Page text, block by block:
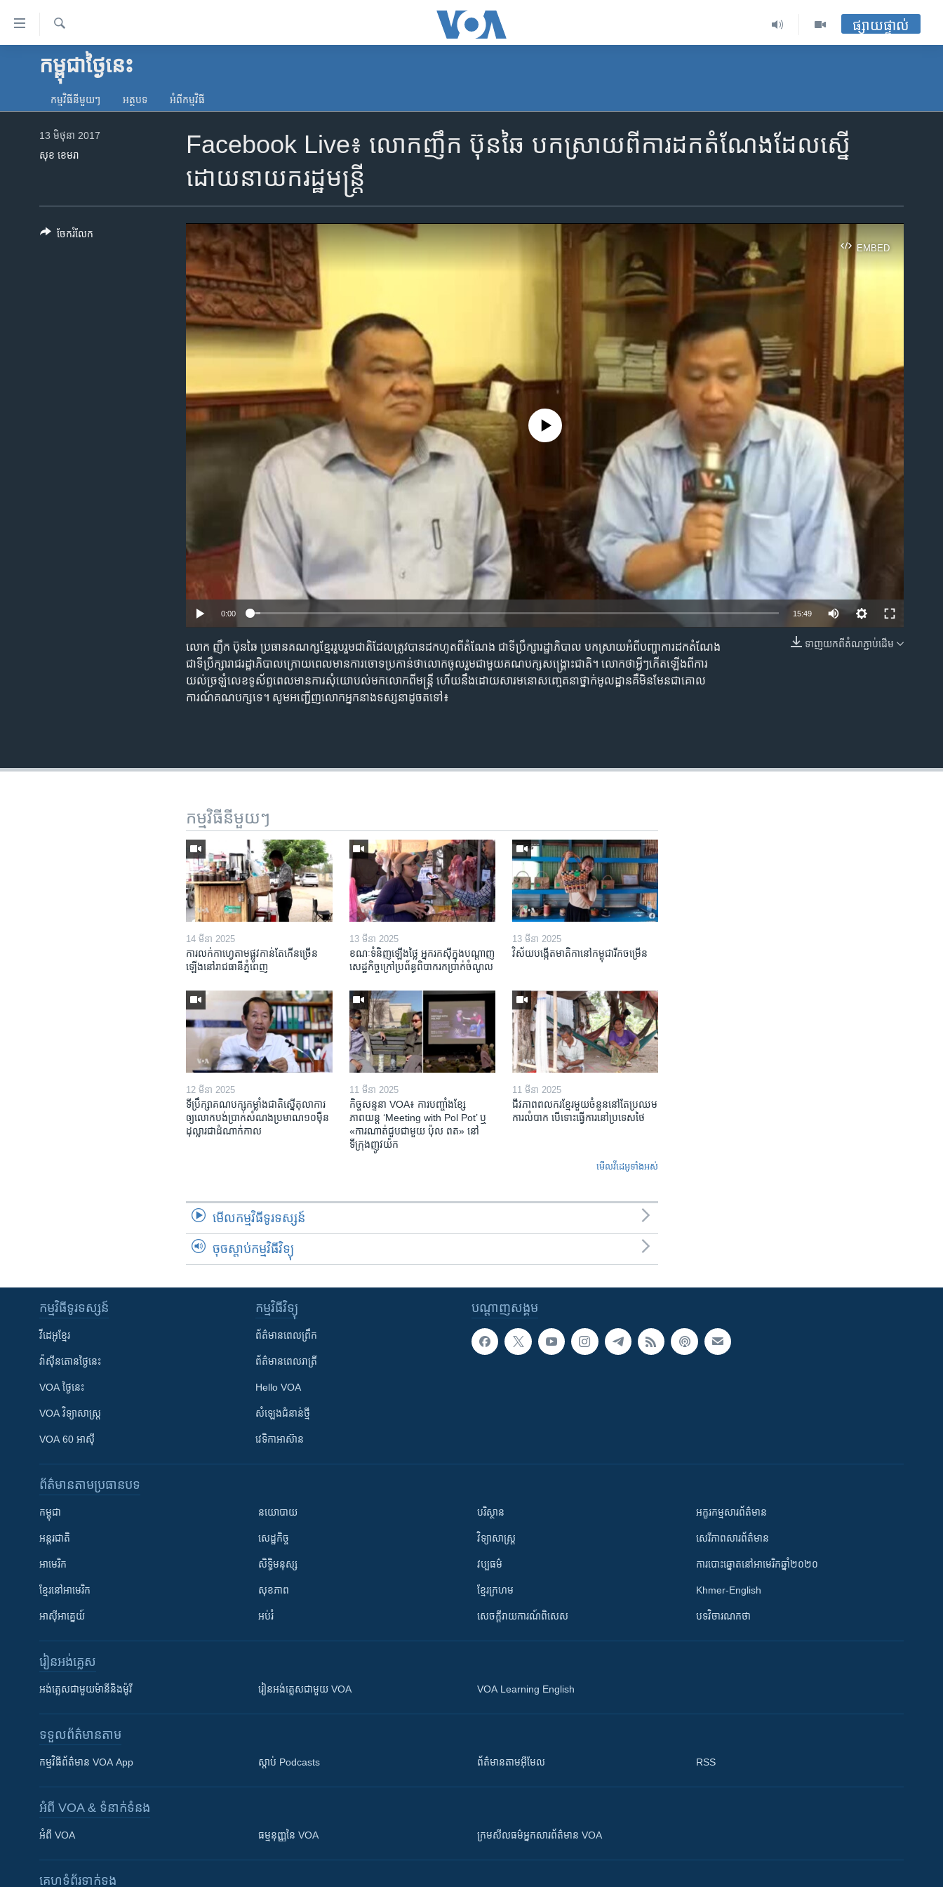
ទៅ​
គេហទំព័រ​
ទាក់ទង
និង​អាមេរិក
ហេឡូវីអូអេ
ទូរទស្សន៍ / វីដេអូ​
រក
ផ្សាយផ្ទាល់
កម្ពុជាថ្ងៃនេះ
កម្មវិធី​នីមួយៗ អត្ថបទ​ អំពី​កម្មវិធី​
Facebook Live៖ លោកញឹក ប៊ុនឆៃ បកស្រាយ​ពីការដកតំណែង​ដែល​ស្នើ
ដោយនាយករដ្ឋមន្ត្រី
13 មិថុនា 2017
សុខ ខេមរា
EMBED
EMBED
No media source currently available
0:00 15:49
ទាញ​យក​ពី​តំណភ្ជាប់​ដើម
លោក ញឹក ប៊ុនឆៃ ប្រធាន​គណក្ស​ខ្មែរ​រួបរួម​ជាតិ​ដែល​ត្រូវ​បាន​ដក​ហូត​ពី​តំណែង ជា​ទីប្រឹក្សា​រដ្ឋាភិបាល​ បកស្រាយ​អំពី​បញ្ហា​ការដក​តំណែង​
ជា​ទីប្រឹក្សា​រាជរដ្ឋាភិបាល​ក្រោយ​ពេល​មាន​ការចោទ​ប្រកាន់​ថា​លោក​ចូលរួម​ជាមួយ​គណបក្ស​សង្គ្រោះជាតិ។ លោក​ថា​អ្វីៗ​កើត​ឡើង​ពី​ការ
យល់​ច្រឡំ​លេខ​ទូស័ព្ទ​ពេល​មាន​​ការសុំ​យោបល់​មក​លោក​ពី​មន្រ្តី ហើយ​នឹង​ដោយសារ​មនោសញ្ចេតនា​ថ្នាក់​មូលដ្ឋាន​គឺ​មិនមែន​​ជា​គោល​
ការណ៍​គណបក្ស​ទេ។ សូម​អញ្ជើញ​លោក​អ្នកនាង​ទស្សនា​ដូចតទៅ៖
ចែករំលែក
កម្មវិធី​នីមួយៗ
14 មីនា 2025
ការលក់​កាហ្វេ​តាម​ផ្លូវ​កាន់តែ​កើន​ច្រើន​
ឡើង​នៅ​រាជធានី​ភ្នំពេញ
13 មីនា 2025
ខណៈទំនិញឡើងថ្លៃ អ្នករកស៊ីក្នុង​បណ្តាញ​
សេដ្ឋកិច្ចក្រៅ​ប្រព័ន្ធពិបាក​រក​ប្រាក់​ចំណូល
13 មីនា 2025
វិស័យ​បង្កើត​មាតិកា​នៅ​កម្ពុជា​រីក​ចម្រើន
12 មីនា 2025
ទីប្រឹក្សា​គណបក្ស​កម្លាំង​ជាតិ​ស្នើ​តុលាការ​
ឲ្យ​លោក​បង់ប្រាក់​សំណង​ប្រមាណ​១០​ម៉ឺន​
ដុល្លារ​ជា​ដំណាក់កាល
11 មីនា 2025
កិច្ចសន្ទនា VOA៖ ការ​បញ្ចាំង​ខ្សែ
ភាពយន្ត ‘Meeting with Pol Pot’ ឬ
«ការណាត់ជួប​ជាមួយ​ ប៉ុល ពត» នៅ
ទីក្រុងញូវយ៉ក​
11 មីនា 2025
ជីវភាពពលករខ្មែរមួយចំនួននៅតែប្រឈម
ការលំបាក បើទោះធ្វើការនៅប្រទេសថៃ
មើល​វីដេអូ​ទាំង​អស់
មើល​កម្មវិធី​ទូរទស្សន៍
ចុចស្តាប់កម្មវិធីវិទ្យុ
បណ្តាញ​សង្គម
កម្មវិធី​ទូរទស្សន៍
វីដេអូ​ខ្មែរ
វ៉ាស៊ីនតោន​ថ្ងៃ​នេះ
VOA ថ្ងៃនេះ
VOA ​វិទ្យាសាស្ត្រ
VOA 60 អាស៊ី
កម្មវិធី​វិទ្យុ
ព័ត៌មាន​ពេល​ព្រឹក
ព័ត៌មាន​​ពេល​រាត្រី
Hello VOA
សំឡេង​ជំនាន់​ថ្មី
វេទិកា​អាស៊ាន
ព័ត៌មាន​តាមប្រធានបទ​
កម្ពុជា
អន្តរជាតិ
អាមេរិក
ខ្មែរ​នៅអាមេរិក
អាស៊ីអាគ្នេយ៍
នយោបាយ
សេដ្ឋកិច្ច
សិទ្ធិមនុស្ស
សុខភាព
អប់រំ
បរិស្ថាន
វិទ្យាសាស្រ្ត
វប្បធម៌
ខ្មែរក្រហម
សេចក្តីរាយការណ៍ពិសេស
អក្ខរកម្មសារព័ត៌មាន
សេរីភាពសារព័ត៌មាន
ការបោះឆ្នោតនៅអាមេរិកឆ្នាំ២០២០
Khmer-English
បទវិចារណកថា
រៀន​​អង់គ្លេស
អង់គ្លេស​ជាមួយ​ម៉ានី​និង​ម៉ូរី រៀន​​​​​​អង់គ្លេស​​ជាមួយ VOA VOA Learning English
ទទួល​ព័ត៌មាន​តាម
កម្មវិធី​ព័ត៌មាន VOA App ស្តាប់ Podcasts ព័ត៌មាន​តាម​អ៊ីមែល RSS
អំពី​ VOA & ទំនាក់ទំនង
អំពី​ VOA ធម្មនុញ្ញ​នៃ VOA ក្រម​​​សីលធម៌​​​អ្នក​​​សារព័ត៌មាន VOA
គេហទំព័រ​​ទាក់ទង